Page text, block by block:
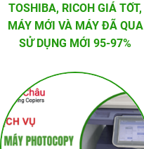
TOSHIBA, RICOH GIÁ TỐT,
MÁY MỚI VÀ MÁY ĐÃ QUA
SỬ DỤNG MỚI 95-97%